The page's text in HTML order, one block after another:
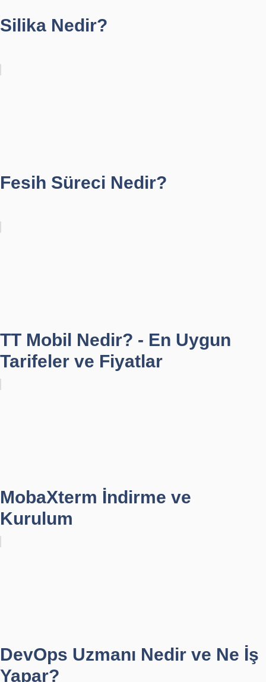
Silika Nedir?
Fesih Süreci Nedir?
TT Mobil Nedir? - En Uygun
Tarifeler ve Fiyatlar
MobaXterm İndirme ve
Kurulum
DevOps Uzmanı Nedir ve Ne İş
Yapar?